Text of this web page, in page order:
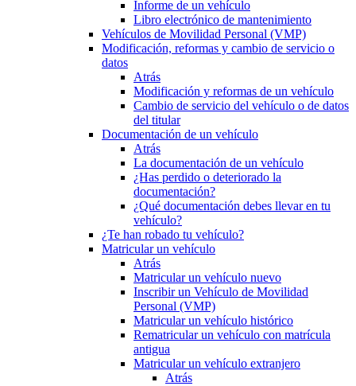
Informe de un vehículo
Libro electrónico de mantenimiento
Vehículos de Movilidad Personal (VMP)
Modificación, reformas y cambio de servicio o
datos
Atrás
Modificación y reformas de un vehículo
Cambio de servicio del vehículo o de datos
del titular
Documentación de un vehículo
Atrás
La documentación de un vehículo
¿Has perdido o deteriorado la
documentación?
¿Qué documentación debes llevar en tu
vehículo?
¿Te han robado tu vehículo?
Matricular un vehículo
Atrás
Matricular un vehículo nuevo
Inscribir un Vehículo de Movilidad
Personal (VMP)
Matricular un vehículo histórico
Rematricular un vehículo con matrícula
antigua
Matricular un vehículo extranjero
Atrás